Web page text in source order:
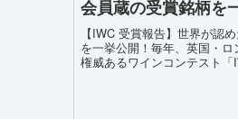
会員蔵の受賞銘柄を
【IWC 受賞報告】世界が認
を一挙公開！毎年、英国・
権威あるワインコンテスト